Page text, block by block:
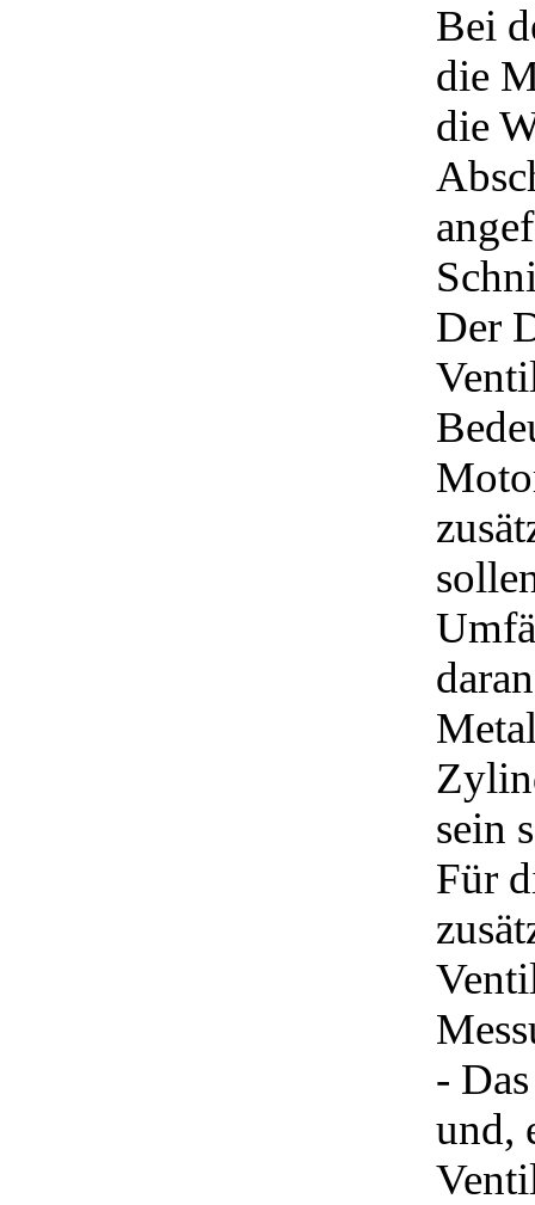
Bei
die
die
Der
sein
Für
-
und,